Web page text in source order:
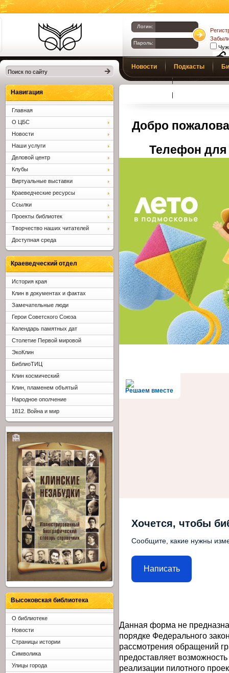
Библиотеки
Клина. Клинская
ЦБС.
Логин:
Пароль:
Новости Подкасты
Добро
Телефон для
Решаем вместе
Хочется, чтобы
Сообщите, какие нужны
Написать
Данная форма не
порядке Федерального
рассмотрения обращений
предоставляет
реализации пилотного
Навигация
Главная
О ЦБС
Новости
Наши услуги
Деловой центр
Клубы
Виртуальные выставки
Краеведческие ресурсы
Ссылки
Проекты библиотек
Творчество наших читателей
Доступная среда
Краеведческий отдел
История края
Клин в документах и фактах
Замечательные люди
Герои Советского Союза
Календарь памятных дат
Столетие Первой мировой
ЭкоКлин
БиблиоТИЦ
Клин космический
Клин, пламенем объятый
Народное ополчение
1812. Война и мир
Высоковская библиотека
О библиотеке
Новости
Страницы истории
Символика
Улицы города